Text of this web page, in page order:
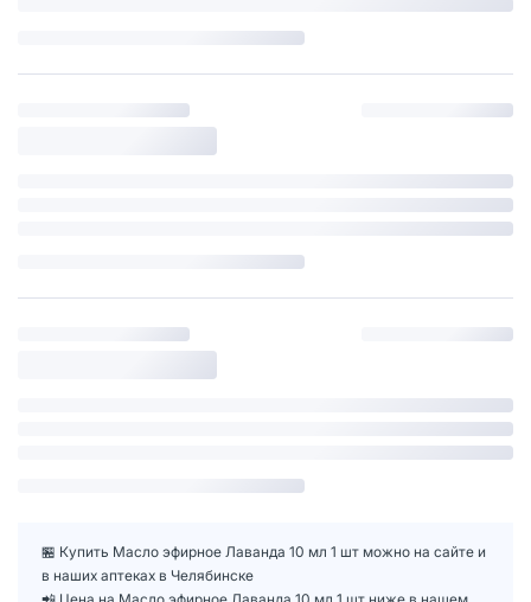
🏪 Купить Масло эфирное Лаванда 10 мл 1 шт можно на сайте и
в наших аптеках в Челябинске